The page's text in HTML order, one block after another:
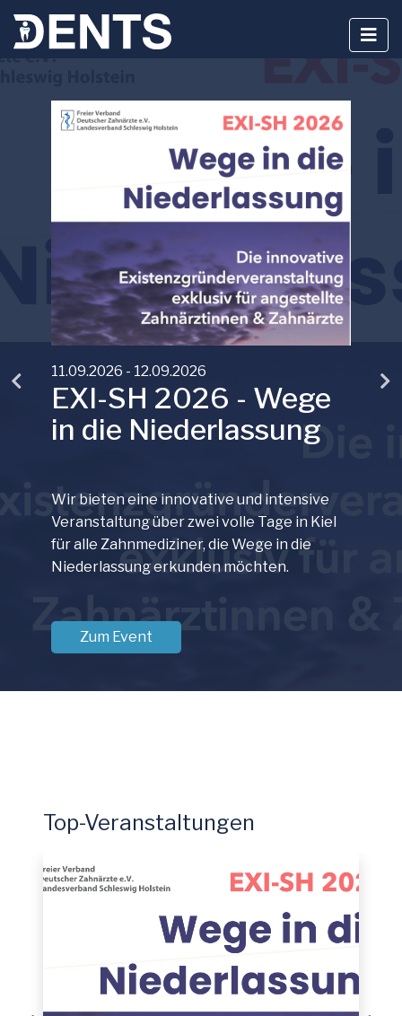
Zum
Inhalt
springen
11.09.2026 - 12.09.2026
EXI-SH 2026 - Wege
in die Niederlassung
Wir bieten eine innovative und intensive
Veranstaltung über zwei volle Tage in Kiel
für alle Zahnmediziner, die Wege in die
Niederlassung erkunden möchten.
Zum Event
Top-Veranstaltungen